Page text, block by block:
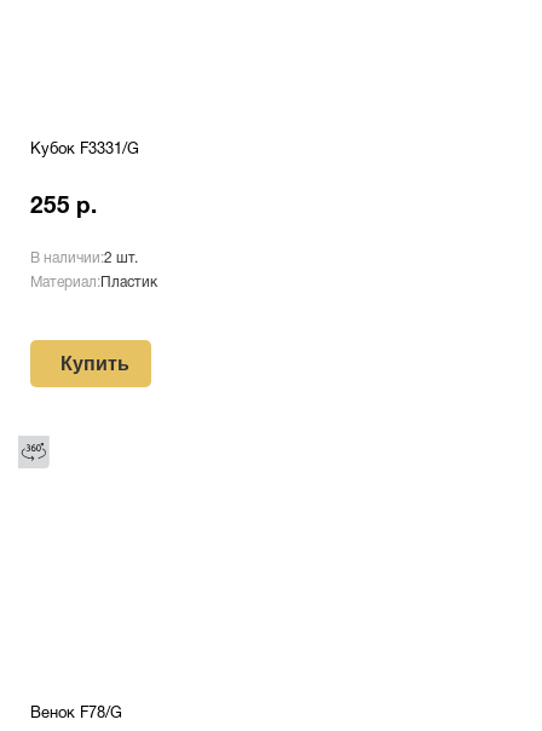
Кубок F3331/G
255 р.
В наличии:2 шт.
Материал: Пластик
Купить
Венок F78/G